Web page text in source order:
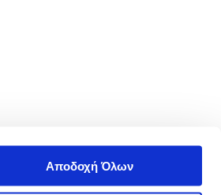
Αποδοχή Όλων